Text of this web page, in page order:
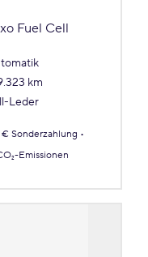
Fuel Cell
km
Leder
€ Sonderzahlung
Emissionen